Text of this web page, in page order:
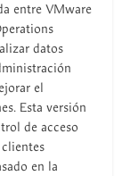
entre VMware
datos
el
Esta versión
de acceso
en la